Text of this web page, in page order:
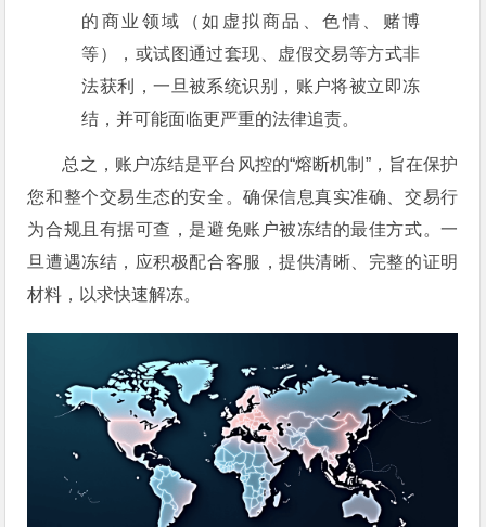
的商业领域（如虚拟商品、色情、赌博
等），或试图通过套现、虚假交易等方式非
法获利，一旦被系统识别，账户将被立即冻
结，并可能面临更严重的法律追责。
总之，账户冻结是平台风控的“熔断机制”，旨在保护
您和整个交易生态的安全。确保信息真实准确、交易行
为合规且有据可查，是避免账户被冻结的最佳方式。一
旦遭遇冻结，应积极配合客服，提供清晰、完整的证明
材料，以求快速解冻。